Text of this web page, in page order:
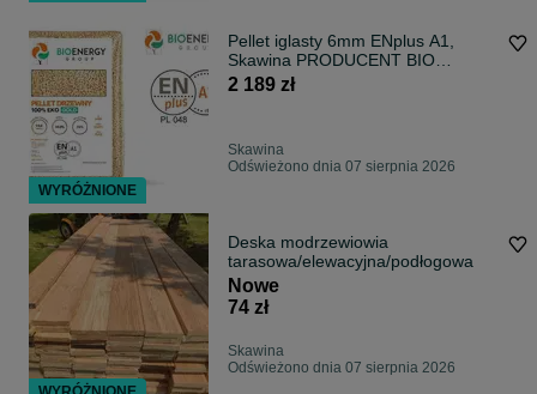
Pellet iglasty 6mm ENplus A1,
Skawina PRODUCENT BIO
ENERGY GROUP
2 189 zł
Skawina
Odświeżono dnia 07 sierpnia 2026
Deska modrzewiowia
tarasowa/elewacyjna/podłogowa
Nowe
74 zł
Skawina
Odświeżono dnia 07 sierpnia 2026
WYRÓŻNIONE